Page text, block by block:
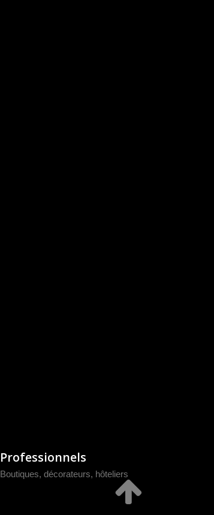
Professionnels
Boutiques, décorateurs, hôteliers